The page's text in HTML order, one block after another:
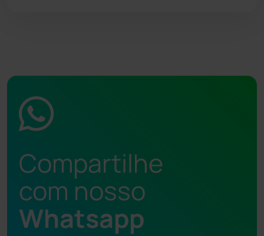
Compartilhe
com nosso
Whatsapp